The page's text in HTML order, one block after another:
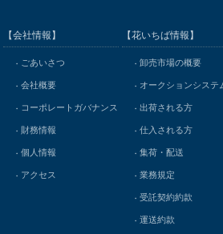
【会社情報】
ごあいさつ
会社概要
コーポレートガバナンス
財務情報
個人情報
アクセス
【花いちば情報】
卸売市場の概要
オークションシステ
出荷される方
仕入される方
集荷・配送
業務規定
受託契約約款
運送約款